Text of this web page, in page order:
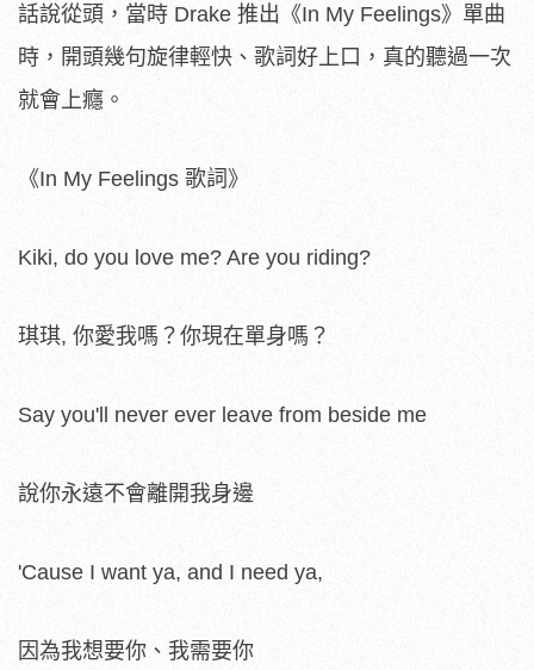
話說從頭，當時 Drake 推出《In My Feelings》單曲
時，開頭幾句旋律輕快、歌詞好上口，真的聽過一次
就會上癮。
《In My Feelings 歌詞》
Kiki, do you love me? Are you riding?
琪琪, 你愛我嗎？你現在單身嗎？
Say you'll never ever leave from beside me
說你永遠不會離開我身邊
'Cause I want ya, and I need ya,
因為我想要你、我需要你